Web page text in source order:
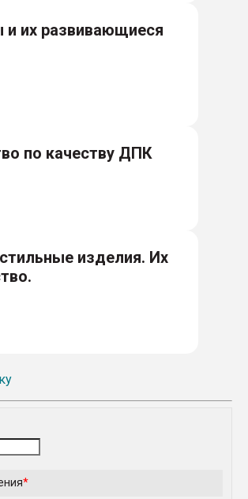
и их развивающиеся
по качеству ДПК
изделия. Их
*